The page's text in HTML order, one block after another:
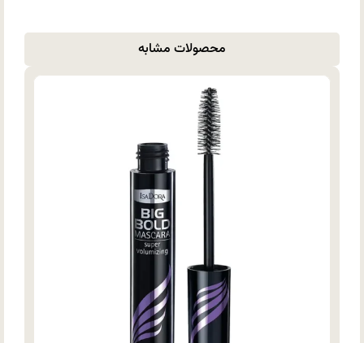
محصولات مشابه